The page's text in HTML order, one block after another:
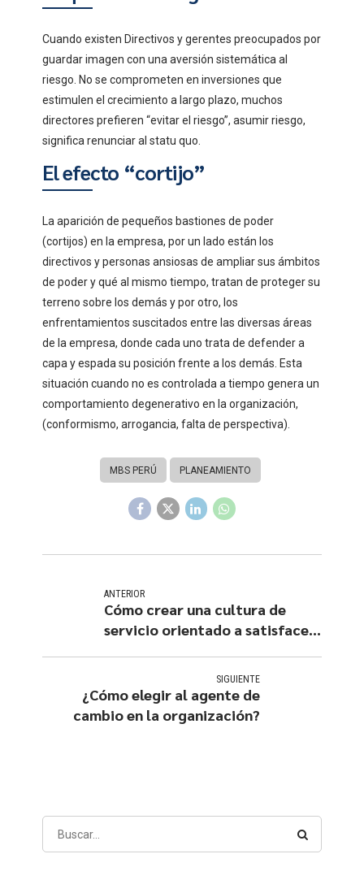
Cuando existen Directivos y gerentes preocupados por
guardar imagen con una aversión sistemática al
riesgo. No se comprometen en inversiones que
estimulen el crecimiento a largo plazo, muchos
directores prefieren “evitar el riesgo”, asumir riesgo,
significa renunciar al statu quo.
El efecto “cortijo”
La aparición de pequeños bastiones de poder
(cortijos) en la empresa, por un lado están los
directivos y personas ansiosas de ampliar sus ámbitos
de poder y qué al mismo tiempo, tratan de proteger su
terreno sobre los demás y por otro, los
enfrentamientos suscitados entre las diversas áreas
de la empresa, donde cada uno trata de defender a
capa y espada su posición frente a los demás. Esta
situación cuando no es controlada a tiempo genera un
comportamiento degenerativo en la organización,
(conformismo, arrogancia, falta de perspectiva).
MBS PERÚ PLANEAMIENTO
ANTERIOR
Cómo crear una cultura de
servicio orientado a satisfacer
SIGUIENTE
¿Cómo elegir al agente de
cambio en la organización?